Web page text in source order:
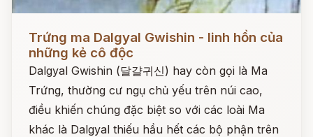
Trứng ma Dalgyal Gwishin - linh hồn của
những kẻ cô độc
Dalgyal Gwishin (달걀귀신) hay còn gọi là Ma
Trứng, thường cư ngụ chủ yếu trên núi cao,
điều khiến chúng đặc biệt so với các loài Ma
khác là Dalgyal thiếu hầu hết các bộ phận trên